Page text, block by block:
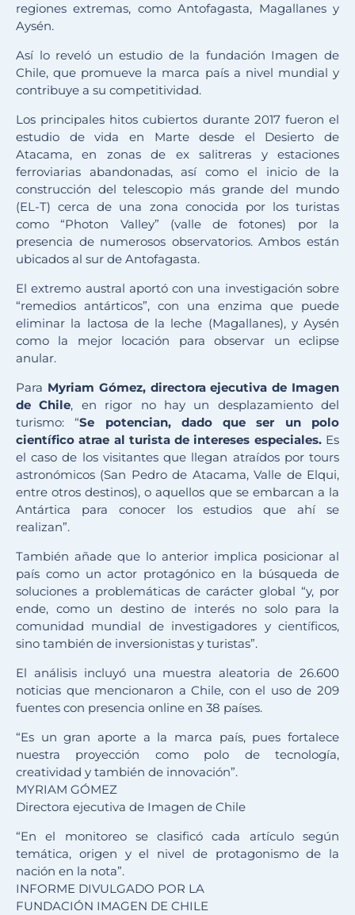
regiones extremas, como Antofagasta, Magallanes y
Aysén.
Así lo reveló un estudio de la fundación Imagen de
Chile, que promueve la marca país a nivel mundial y
contribuye a su competitividad.
Los principales hitos cubiertos durante 2017 fueron el
estudio de vida en Marte desde el Desierto de
Atacama, en zonas de ex salitreras y estaciones
ferroviarias abandonadas, así como el inicio de la
construcción del telescopio más grande del mundo
(EL-T) cerca de una zona conocida por los turistas
como “Photon Valley” (valle de fotones) por la
presencia de numerosos observatorios. Ambos están
ubicados al sur de Antofagasta.
El extremo austral aportó con una investigación sobre
“remedios antárticos”, con una enzima que puede
eliminar la lactosa de la leche (Magallanes), y Aysén
como la mejor locación para observar un eclipse
anular.
Para Myriam Gómez, directora ejecutiva de Imagen
de Chile, en rigor no hay un desplazamiento del
turismo: “Se potencian, dado que ser un polo
científico atrae al turista de intereses especiales.Es
el caso de los visitantes que llegan atraídos por tours
astronómicos (San Pedro de Atacama, Valle de Elqui,
entre otros destinos), o aquellos que se embarcan a la
Antártica para conocer los estudios que ahí se
realizan”.
También añade que lo anterior implica posicionar al
país como un actor protagónico en la búsqueda de
soluciones a problemáticas de carácter global “y, por
ende, como un destino de interés no solo para la
comunidad mundial de investigadores y científicos,
sino también de inversionistas y turistas”.
El análisis incluyó una muestra aleatoria de 26.600
noticias que mencionaron a Chile, con el uso de 209
fuentes con presencia online en 38 países.
“Es un gran aporte a la marca país, pues fortalece
nuestra proyección como polo de tecnología,
creatividad y también de innovación”.
MYRIAM GÓMEZ
Directora ejecutiva de Imagen de Chile
“En el monitoreo se clasificó cada artículo según
temática, origen y el nivel de protagonismo de la
nación en la nota”.
INFORME DIVULGADO POR LA
FUNDACIÓN IMAGEN DE CHILE